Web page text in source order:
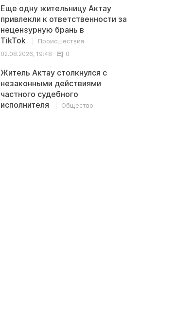
Еще одну жительницу Актау
привлекли к ответственности за
нецензурную брань в
TikTok
Происшествия
02.08.2026, 19:48
0
Житель Актау столкнулся с
незаконными действиями
частного судебного
исполнителя
Общество